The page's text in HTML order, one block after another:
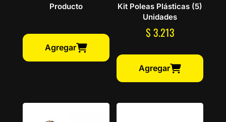
Producto
Agregar
Kit Poleas Plásticas (5)
Unidades
$ 3.213
Agregar